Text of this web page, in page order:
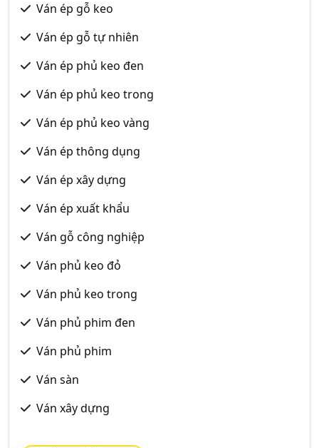
Ván ép gỗ keo
Ván ép gỗ tự nhiên
Ván ép phủ keo đen
Ván ép phủ keo trong
Ván ép phủ keo vàng
Ván ép thông dụng
Ván ép xây dựng
Ván ép xuất khẩu
Ván gỗ công nghiệp
Ván phủ keo đỏ
Ván phủ keo trong
Ván phủ phim đen
Ván phủ phim
Ván sàn
Ván xây dựng